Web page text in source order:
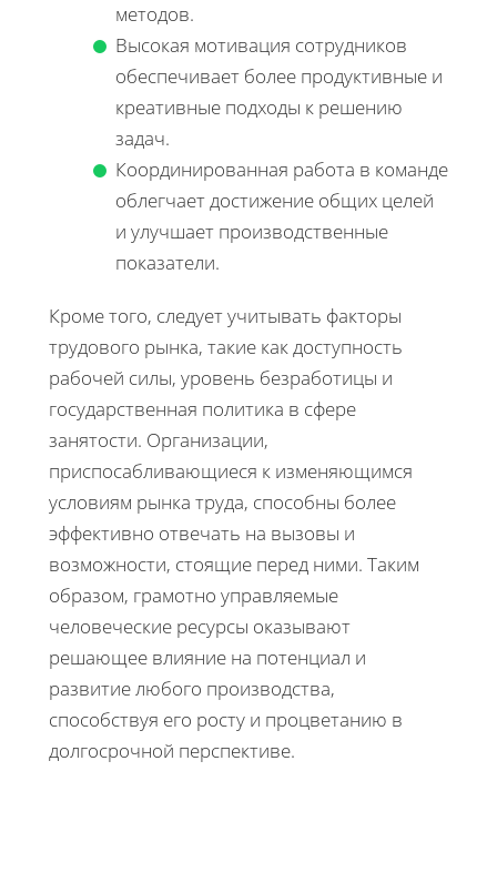
методов.
Высокая мотивация сотрудников
обеспечивает более продуктивные и
креативные подходы к решению
задач.
Координированная работа в команде
облегчает достижение общих целей
и улучшает производственные
показатели.
Кроме того, следует учитывать факторы
трудового рынка, такие как доступность
рабочей силы, уровень безработицы и
государственная политика в сфере
занятости. Организации,
приспосабливающиеся к изменяющимся
условиям рынка труда, способны более
эффективно отвечать на вызовы и
возможности, стоящие перед ними. Таким
образом, грамотно управляемые
человеческие ресурсы оказывают
решающее влияние на потенциал и
развитие любого производства,
способствуя его росту и процветанию в
долгосрочной перспективе.